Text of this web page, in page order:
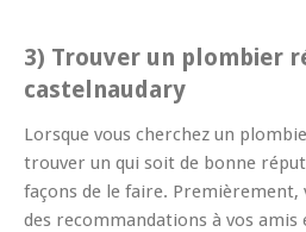
3) Trouver un plombier
castelnaudary
Lorsque vous cherchez un
trouver un qui soit de bonne
façons de le faire. Premièrement,
des recommandations à vos